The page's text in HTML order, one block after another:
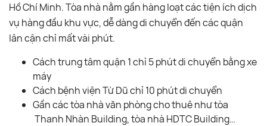
Hồ Chí Minh. Tòa nhà nằm gần hàng loạt các tiện ích dịch
vụ hàng đầu khu vực, dễ dàng di chuyển đến các quận
lân cận chỉ mất vài phút.
Cách trung tâm quận 1 chỉ 5 phút di chuyển bằng xe
máy
Cách bệnh viện Từ Dũ chỉ 10 phút di chuyển
Gần các tòa nhà văn phòng cho thuê như tòa
Thanh Nhàn Building, tòa nhà HDTC Building…